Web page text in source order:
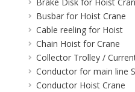
Busbar for Hoist Crane
Cable reeling for Hoist
Chain Hoist for Crane
Collector Trolley /
Conductor for main line
Conductor Hoist Crane